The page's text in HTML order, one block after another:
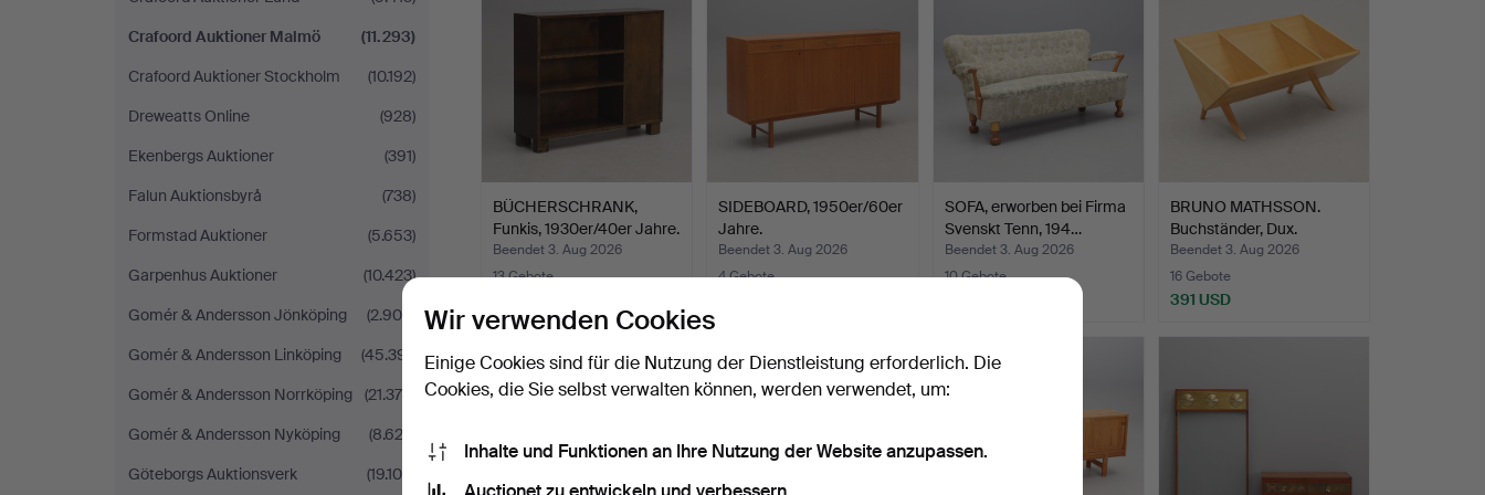
Crafoord Auktioner Malmö
(11.293)
Crafoord Auktioner Stockholm
(10.192)
Dreweatts Online
(928)
Ekenbergs Auktioner
(391)
Falun Auktionsbyrå
(738)
Formstad Auktioner
(5.653)
Garpenhus Auktioner
(10.423)
Gomér & Andersson Jönköping
(2.900)
Gomér & Andersson Linköping
(45.391)
Gomér & Andersson Norrköping
(21.376)
Gomér & Andersson Nyköping
(8.622)
Göteborgs Auktionsverk
(19.105)
BÜCHERSCHRANK,
Funkis, 1930er/40er Jahre.
Beendet 3. Aug 2026
13 Gebote
SIDEBOARD, 1950er/60er
Jahre.
Beendet 3. Aug 2026
4 Gebote
SOFA, erworben bei Firma
Svenskt Tenn, 194…
Beendet 3. Aug 2026
10 Gebote
BRUNO MATHSSON.
Buchständer, Dux.
Beendet 3. Aug 2026
16 Gebote
391 USD
Wir verwenden Cookies
Einige Cookies sind für die Nutzung der Dienstleistung erforderlich. Die
Cookies, die Sie selbst verwalten können, werden verwendet, um:
Inhalte und Funktionen an Ihre Nutzung der Website anzupassen.